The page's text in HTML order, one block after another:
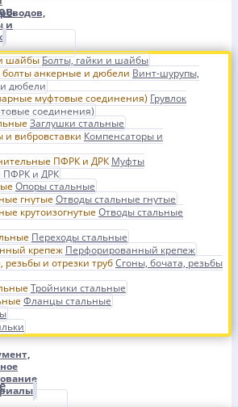
и
Болты, гайки и шайбы
Винт-шурупы,
дюбели
Грувлок
соединения)
Заглушки стальные
Компенсаторы и
Муфты
ПФРК и ДРК
Опоры стальные
Отводы стальные гнутые
Отводы стальные
Переходы стальные
Перфорированный крепеж
Сгоны, бочата, резьбы
Тройники стальные
Фланцы стальные